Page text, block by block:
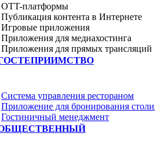
OTT-платформы
Публикация контента в Интернете
Игровые приложения
Приложения для медиахостинга
Приложения для прямых трансляций
Система управления рестораном
Приложение для бронирования
Гостиничный менеджмент